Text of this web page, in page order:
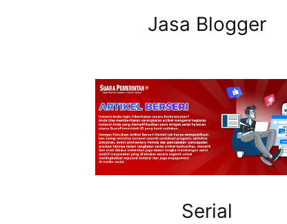
Jasa Blogger
Serial